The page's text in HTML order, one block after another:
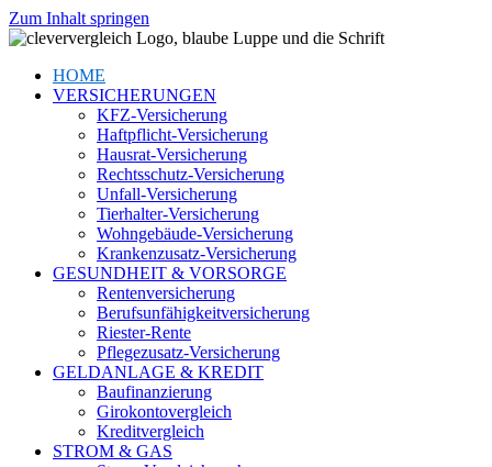
Zum Inhalt springen
HOME
VERSICHERUNGEN
KFZ-Versicherung
Haftpflicht-Versicherung
Hausrat-Versicherung
Rechtsschutz-Versicherung
Unfall-Versicherung
Tierhalter-Versicherung
Wohngebäude-Versicherung
Krankenzusatz-Versicherung
GESUNDHEIT & VORSORGE
Rentenversicherung
Berufsunfähigkeitversicherung
Riester-Rente
Pflegezusatz-Versicherung
GELDANLAGE & KREDIT
Baufinanzierung
Girokontovergleich
Kreditvergleich
STROM & GAS